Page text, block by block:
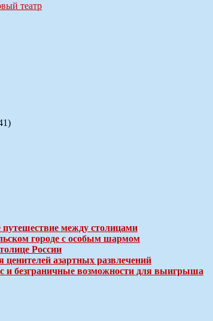
театр
между столицами
городе с особым шармом
России
азартных развлечений
и безграничные возможности для выигрыша